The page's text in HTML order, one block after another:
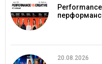
Performance
20.08.2026